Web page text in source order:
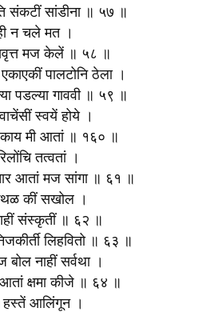
संकटीं सांडीना ॥ ५७ ॥
न चले मत ।
मज केलें ॥ ५८ ॥
पालटोनि ठेला ।
पडल्या गाववी ॥ ५९ ॥
स्वयें होये ।
काय मी आतां ॥ १६० ॥
तत्वतां ।
आतां मज सांगा ॥ ६१ ॥
कीं सखोल ।
संस्कृतीं ॥ ६२ ॥
लिहवितो ॥ ६३ ॥
बोल नाहीं सर्वथा ।
क्षमा कीजे ॥ ६४ ॥
आलिंगून ।